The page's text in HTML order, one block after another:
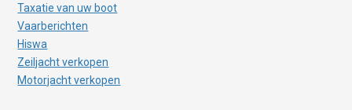
Taxatie van uw boot
Vaarberichten
Hiswa
Zeiljacht verkopen
Motorjacht verkopen